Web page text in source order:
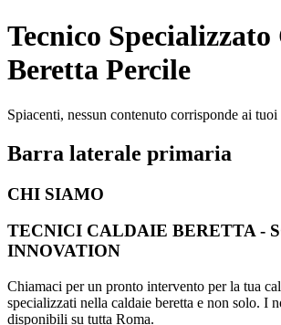
Tecnico
Beretta Percile
Spiacenti, nessun contenuto corrisponde ai
Barra laterale primaria
CHI SIAMO
TECNICI CALDAIE BERETTA -
INNOVATION
Chiamaci per un pronto intervento per la tua
specializzati nella caldaie beretta e non solo. I
disponibili su tutta Roma.